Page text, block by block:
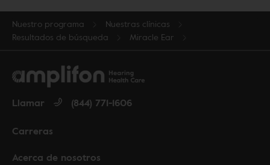
Nuestro programa
Nuestras clínicas
Resultados de búsqueda
Miracle Ear
Acerca de nosotros
Carreras
Llamar (844) 771-1606